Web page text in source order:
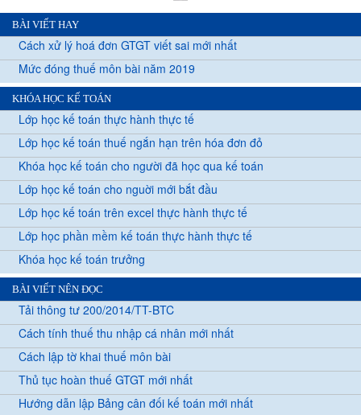
BÀI VIẾT HAY
Cách xử lý hoá đơn GTGT viết sai mới nhất
Mức đóng thuế môn bài năm 2019
KHÓA HỌC KẾ TOÁN
Lớp học kế toán thực hành thực tế
Lớp học kế toán thuế ngắn hạn trên hóa đơn đỏ
Khóa học kế toán cho người đã học qua kế toán
Lớp học kế toán cho nguời mới bắt đầu
Lớp học kế toán trên excel thực hành thực tế
Lớp học phần mềm kế toán thực hành thực tế
Khóa học kế toán trưởng
BÀI VIẾT NÊN ĐỌC
Tải thông tư 200/2014/TT-BTC
Cách tính thuế thu nhập cá nhân mới nhất
Cách lập tờ khai thuế môn bài
Thủ tục hoàn thuế GTGT mới nhất
Hướng dẫn lập Bảng cân đối kế toán mới nhất